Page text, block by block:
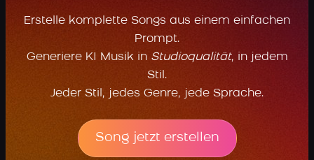
Erstelle komplette Songs aus einem einfachen
Prompt.
Generiere KI Musik in Studioqualität, in jedem
Stil.
Jeder Stil, jedes Genre, jede Sprache.
Song jetzt erstellen